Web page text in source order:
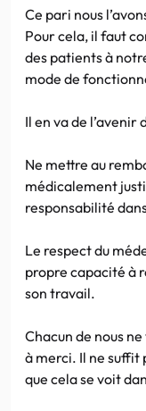
Ce pari nous
Pour cela, il faut
des patients à
mode de
Il en va de
Ne mettre au
médicalement
responsabilité
Le respect du
propre capacité à
son travail.
Chacun de nous
à merci. Il ne suffit
que cela se voit